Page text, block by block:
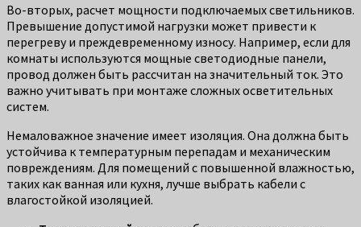
Во-вторых, расчет мощности подключаемых светильников.
Превышение допустимой нагрузки может привести к
перегреву и преждевременному износу. Например, если для
комнаты используются мощные светодиодные панели,
провод должен быть рассчитан на значительный ток. Это
важно учитывать при монтаже сложных осветительных
систем.
Немаловажное значение имеет изоляция. Она должна быть
устойчива к температурным перепадам и механическим
повреждениям. Для помещений с повышенной влажностью,
таких как ванная или кухня, лучше выбрать кабели с
влагостойкой изоляцией.